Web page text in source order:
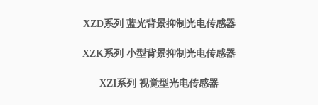
XZD系列 蓝光背景抑制光电传感器
XZK系列 小型背景抑制光电传感器
XZI系列 视觉型光电传感器